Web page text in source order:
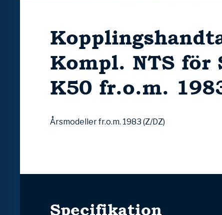
Kompl. NTS för
K50 fr.o.m.
Årsmodeller fr.o.m. 1983 (Z/DZ)
Specifikation